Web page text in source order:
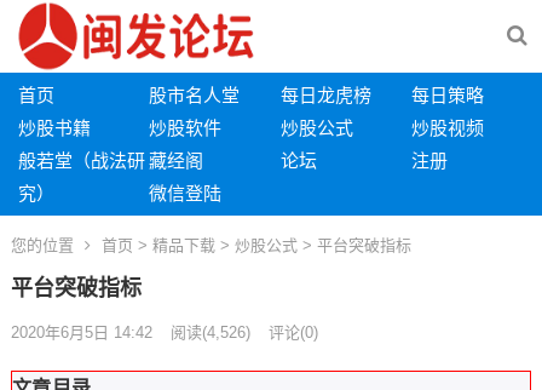
首页 股市名人堂 每日龙虎榜
每日策略
炒股书籍
炒股软件 炒股公式
炒股视频
般若堂（战法研
究）
藏经阁 论坛
注册
微信登陆
您的位置 首页 > 精品下载> 炒股公式 > 平台突破指标
平台突破指标
2020年6月5日 14:42 阅读(4,526) 评论(0)